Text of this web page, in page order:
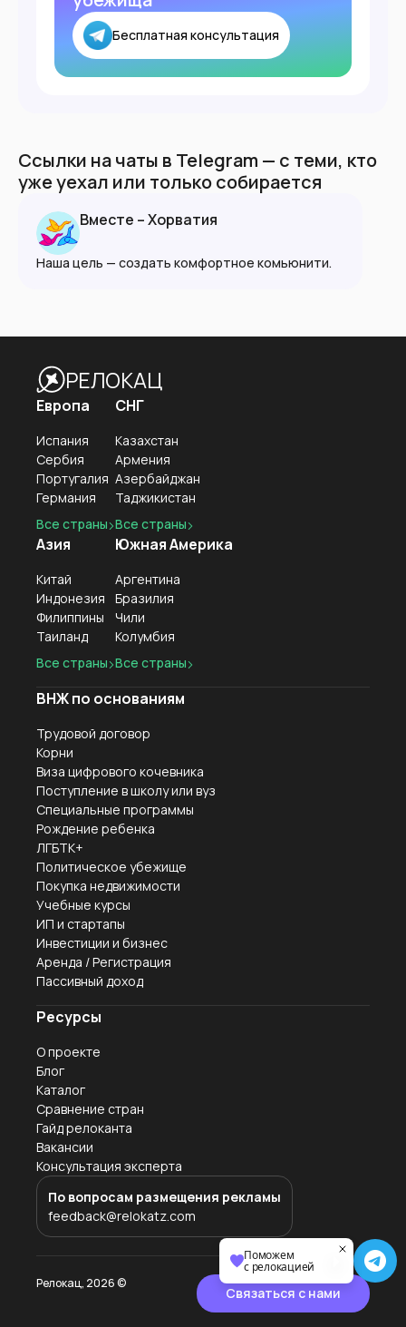
Бесплатная консультация
Ссылки на чаты в Telegram — с теми, кто
уже уехал или только собирается
Вместе – Хорватия
Наша цель — создать комфортное комьюнити.
РЕЛОКАЦ
Европа
Испания
Сербия
Португалия
Германия
Все страны
Азия
Китай
Индонезия
Филиппины
Таиланд
Все страны
СНГ
Казахстан
Армения
Азербайджан
Таджикистан
Все страны
Южная Америка
Аргентина
Бразилия
Чили
Колумбия
Все страны
ВНЖ по основаниям
Трудовой договор
Корни
Виза цифрового кочевника
Поступление в школу или вуз
Специальные программы
Рождение ребенка
ЛГБТК+
Политическое убежище
Покупка недвижимости
Учебные курсы
ИП и стартапы
Инвестиции и бизнес
Аренда / Регистрация
Пассивный доход
Ресурсы
О проекте
Блог
Каталог
Сравнение стран
Гайд релоканта
Вакансии
Консультация эксперта
По вопросам размещения рекламы
feedback@relokatz.com
Релокац, 2026©
Связаться с нами
Поможем
с релокацией